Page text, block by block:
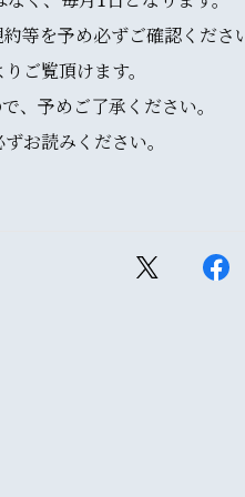
等を予め必ずご確認くださ
ご覧頂けます。
、予めご了承ください。
お読みください。